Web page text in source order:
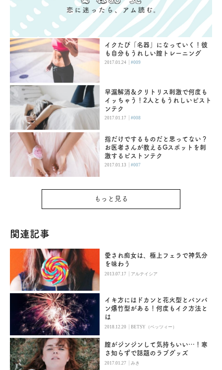
イクたび「名器」になっていく！彼
も自分もうれしい膣トレーニング
2017.01.24 |#009
早漏解消＆クリトリス刺激で何度も
イッちゃう！2人ともうれしいピスト
ンテク
2017.01.17 |#008
指だけでするものだと思ってない？
お医者さんが教えるGスポットを刺
激するピストンテク
2017.01.13 |#007
もっと見る
関連記事
愛され痴女は、極上フェラで神気分
を味わう
2013.07.17 | アルテイシア
イキ方にはドカンと花火型とパンパ
ン爆竹型がある！何度もイク方法と
は
2018.12.20 |BETSY（ベッツィー）
膣がジンジンして気持ちいい…！寒
さ知らずで話題のラブグッズ
2017.01.27 |みき